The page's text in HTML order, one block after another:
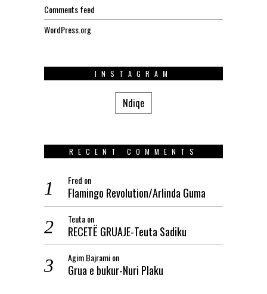
Comments feed
WordPress.org
INSTAGRAM
Ndiqe
RECENT COMMENTS
Fred on
Flamingo Revolution/Arlinda Guma
Teutaon
RECETË GRUAJE-Teuta Sadiku
Agim.Bajramion
Grua e bukur-Nuri Plaku